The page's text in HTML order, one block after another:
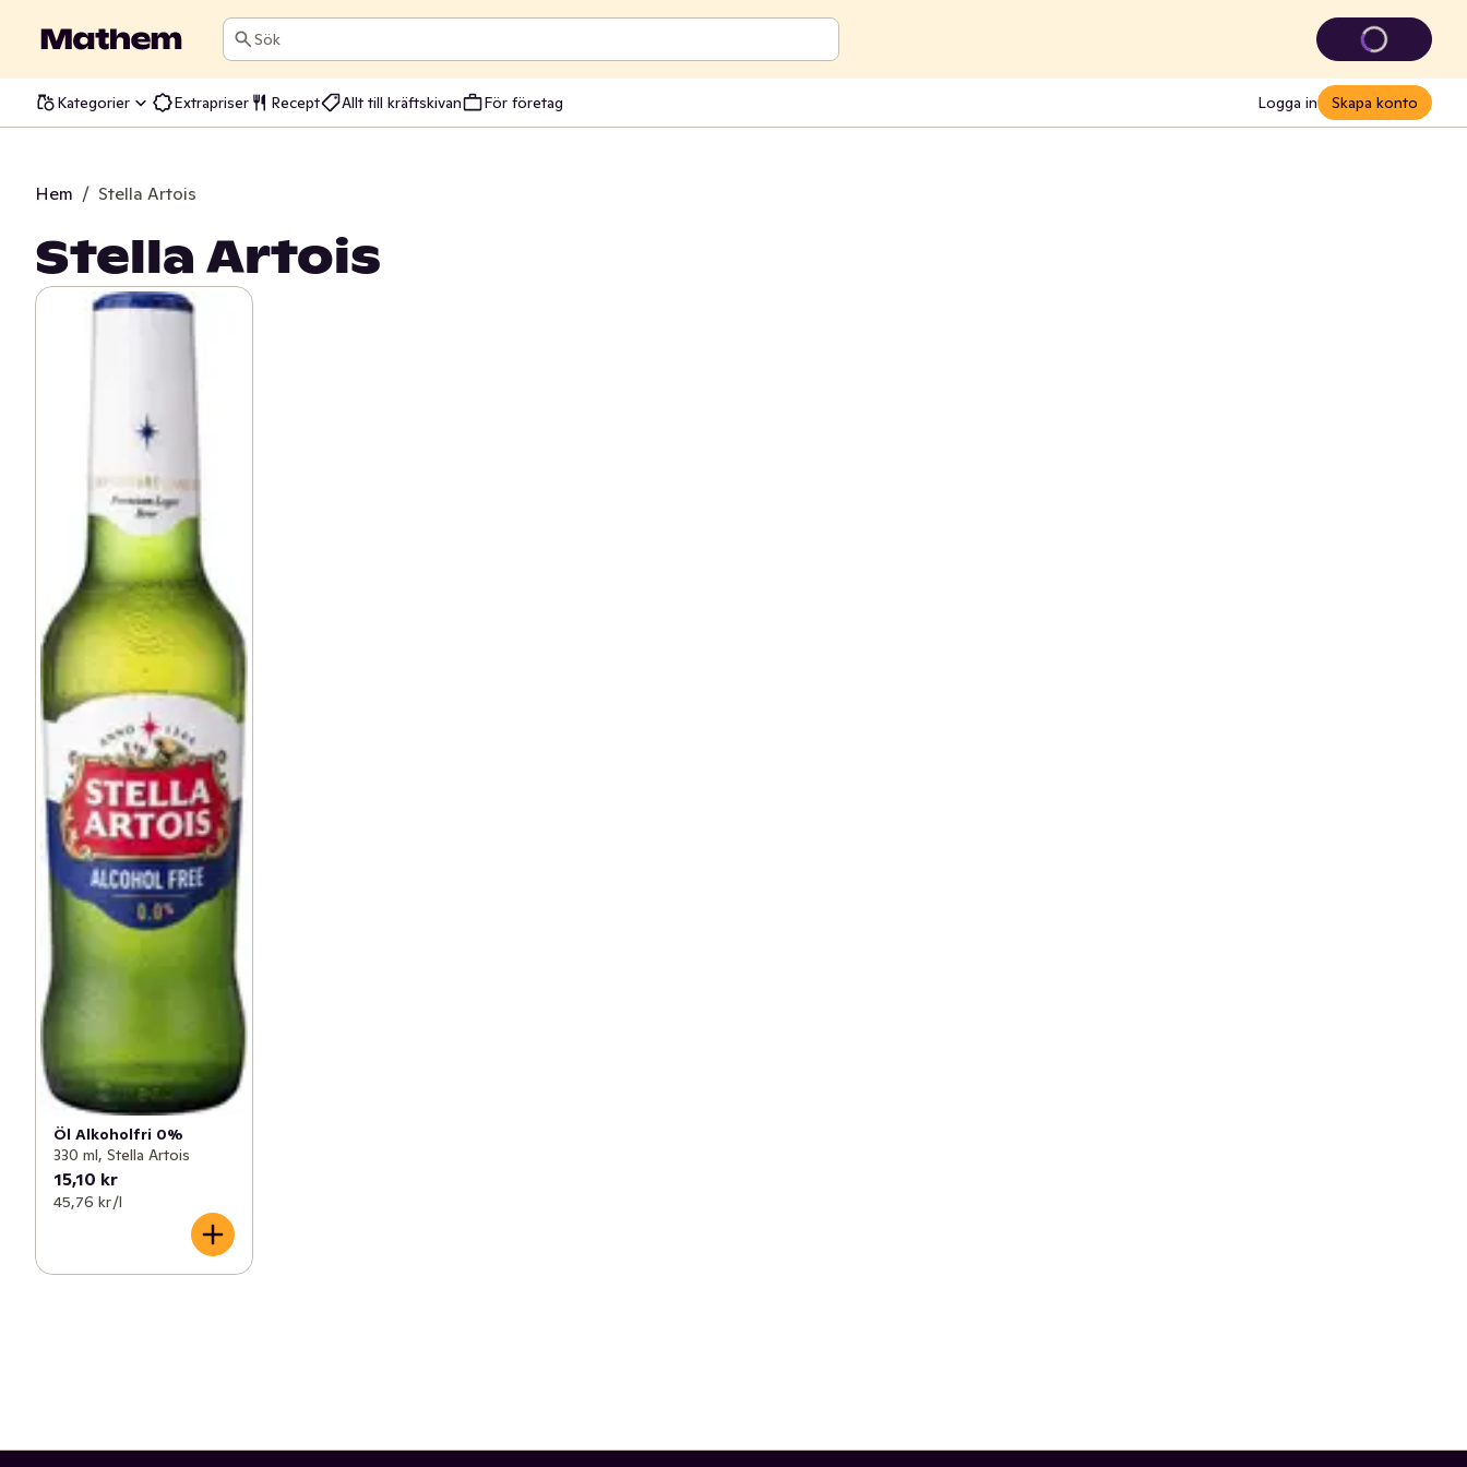
Sök
Kategorier Extrapriser Recept Allt till kräftskivan För företag Logga in Skapa konto
Hem / Stella Artois
Stella Artois
Öl Alkoholfri 0%
330 ml, Stella Artois
15,10 kr
45,76 kr /l